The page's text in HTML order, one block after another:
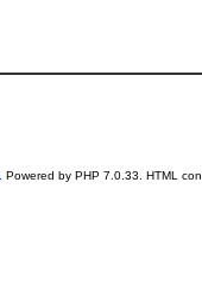
. Powered by PHP 7.0.33. HTML